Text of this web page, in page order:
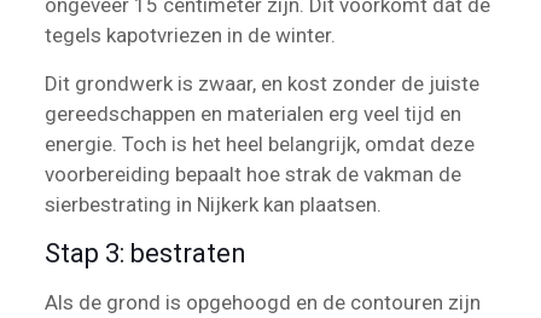
tegels kapotvriezen in de winter.
Dit grondwerk is zwaar, en kost zonder de juiste
gereedschappen en materialen erg veel tijd en
energie. Toch is het heel belangrijk, omdat deze
voorbereiding bepaalt hoe strak de vakman de
sierbestrating in Nijkerk kan plaatsen.
Stap 3: bestraten
Als de grond is opgehoogd en de contouren zijn